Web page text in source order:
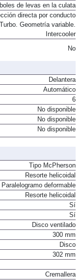
de levas en la culata
directa por conducto
Geometría variable.
Intercooler
No
Delantera
Automático
6
No disponible
No disponible
No disponible
Tipo McPherson
Resorte helicoidal
Paralelogramo deformable
Resorte helicoidal
Sí
Sí
Disco ventilado
300 mm
Disco
302 mm
Cremallera